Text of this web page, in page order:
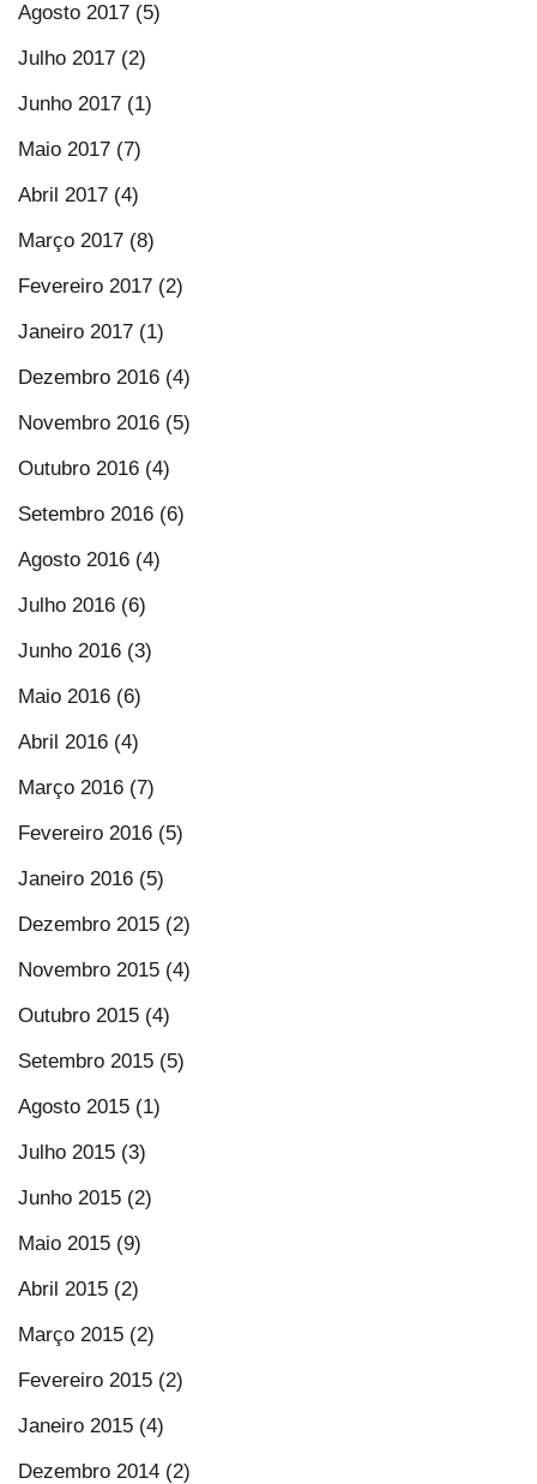
Agosto 2017 (5)
Julho 2017 (2)
Junho 2017 (1)
Maio 2017 (7)
Abril 2017 (4)
Março 2017 (8)
Fevereiro 2017 (2)
Janeiro 2017 (1)
Dezembro 2016 (4)
Novembro 2016 (5)
Outubro 2016 (4)
Setembro 2016 (6)
Agosto 2016 (4)
Julho 2016 (6)
Junho 2016 (3)
Maio 2016 (6)
Abril 2016 (4)
Março 2016 (7)
Fevereiro 2016 (5)
Janeiro 2016 (5)
Dezembro 2015 (2)
Novembro 2015 (4)
Outubro 2015 (4)
Setembro 2015 (5)
Agosto 2015 (1)
Julho 2015 (3)
Junho 2015 (2)
Maio 2015 (9)
Abril 2015 (2)
Março 2015 (2)
Fevereiro 2015 (2)
Janeiro 2015 (4)
Dezembro 2014 (2)